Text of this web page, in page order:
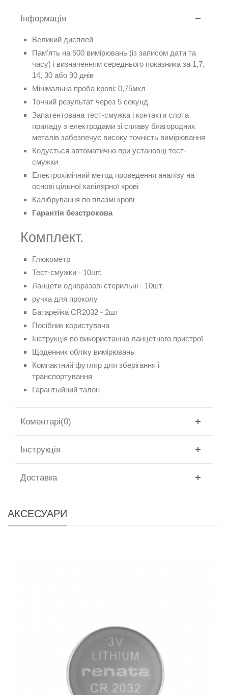
Інформація
Великий дисплей
Пам'ять на 500 вимірювань (із записом дати та
часу) і визначенням середнього показника за 1,7,
14, 30 або 90 днів
Мінімальна проба крові: 0,75мкл
Точний результат через 5 секунд
Запатентована тест-смужка і контакти слота
приладу з електродами зі сплаву благородних
металів забезпечує високу точність вимірювання
Кодується автоматично при установці тест-
смужки
Електрохімічний метод проведення аналізу на
основі цільної капілярної крові
Калібрування по плазмі крові
Гарантія безстрокова
Комплект.
Глюкометр
Тест-смужки - 10шт.
Ланцети одноразові стерильні - 10шт
ручка для проколу
Батарейка CR2032 - 2шт
Посібник користувача
Інструкція по використанню ланцетного пристрої
Щоденник обліку вимірювань
Компактний футляр для зберігання і
транспортування
Гарантыйний талон
Коментарі(0)
Інструкція
Доставка
АКСЕСУАРИ